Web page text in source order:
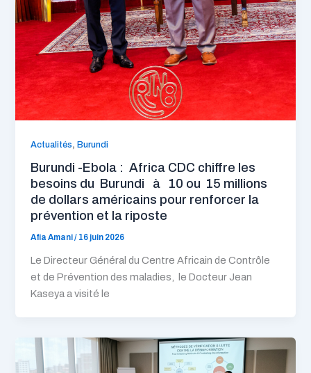
Actualités,Burundi
Burundi -Ebola : Africa CDC chiffre les
besoins du Burundi à 10 ou 15 millions
de dollars américains pour renforcer la
prévention et la riposte
Afia Amani/ 16 juin 2026
Le Directeur Général du Centre Africain de Contrôle
et de Prévention des maladies, le Docteur Jean
Kaseya a visité le